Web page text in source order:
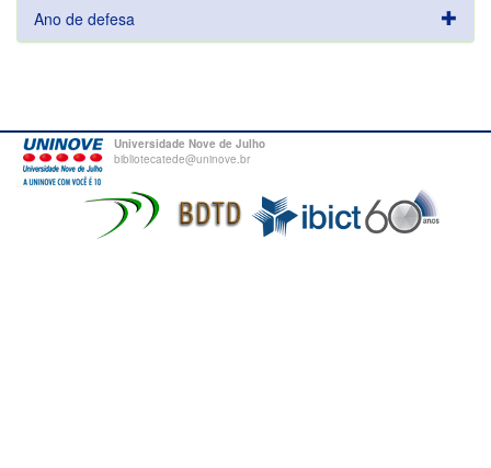
Ano de defesa
Universidade Nove de Julho
bibliotecatede@uninove.br